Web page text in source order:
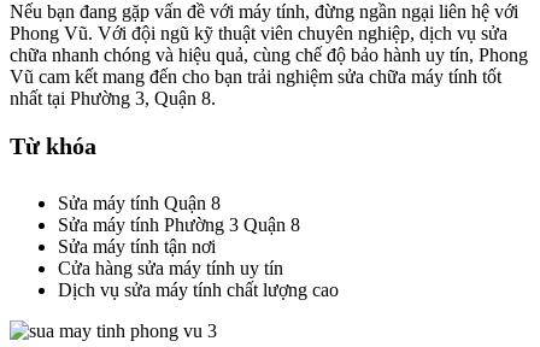
Nếu bạn đang gặp vấn đề với máy tính, đừng ngần ngại liên hệ với
Phong Vũ. Với đội ngũ kỹ thuật viên chuyên nghiệp, dịch vụ sửa
chữa nhanh chóng và hiệu quả, cùng chế độ bảo hành uy tín, Phong
Vũ cam kết mang đến cho bạn trải nghiệm sửa chữa máy tính tốt
nhất tại Phường 3, Quận 8.
Từ khóa
Sửa máy tính Quận 8
Sửa máy tính Phường 3 Quận 8
Sửa máy tính tận nơi
Cửa hàng sửa máy tính uy tín
Dịch vụ sửa máy tính chất lượng cao